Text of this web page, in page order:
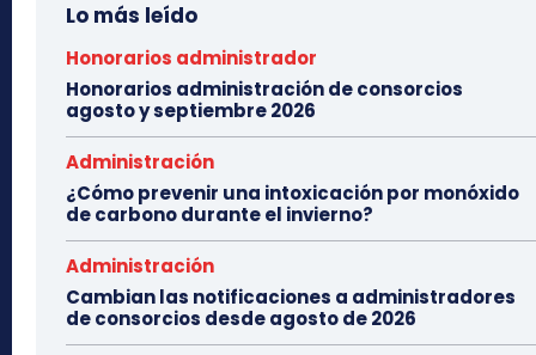
Lo más leído
Honorarios administrador
Honorarios administración de consorcios
agosto y septiembre 2026
Administración
¿Cómo prevenir una intoxicación por monóxido
de carbono durante el invierno?
Administración
Cambian las notificaciones a administradores
de consorcios desde agosto de 2026